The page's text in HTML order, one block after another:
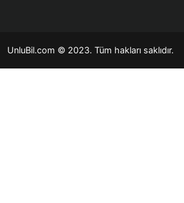
UnluBil.com © 2023. Tüm hakları saklıdır.